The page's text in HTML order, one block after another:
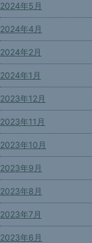
2024年5月
2024年4月
2024年2月
2024年1月
2023年12月
2023年11月
2023年10月
2023年9月
2023年8月
2023年7月
2023年6月